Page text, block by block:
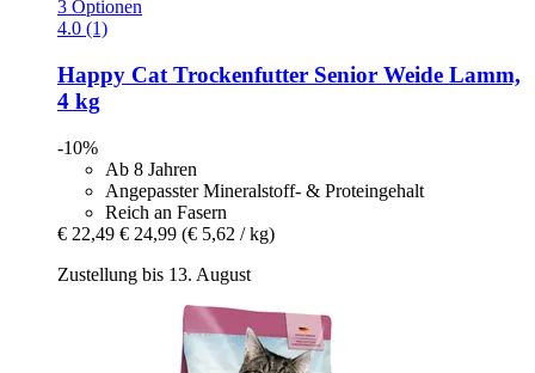
3 Optionen
4.0 (1)
Happy Cat Trockenfutter Senior Weide Lamm,
4 kg
-10%
Ab 8 Jahren
Angepasster Mineralstoff- & Proteingehalt
Reich an Fasern
€ 22,49 € 24,99 (€ 5,62 / kg)
Zustellung bis 13. August